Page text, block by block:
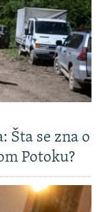
Šta se zna o
Potoku?